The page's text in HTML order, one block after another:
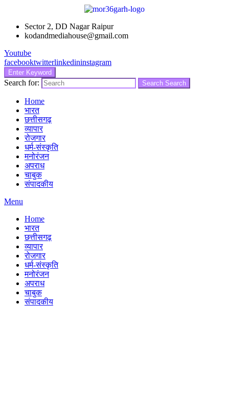
Sector 2, DD Nagar Raipur
kodandmediahouse@gmail.com
Youtube
facebooktwitterlinkedininstagram
Enter Keyword
Search for: Search Search
Home
भारत
छत्तीसगढ़
व्यापार
रोजगार
धर्म-संस्कृति
मनोरंजन
अपराध
चाबुक
संपादकीय
Menu
Home
भारत
छत्तीसगढ़
व्यापार
रोजगार
धर्म-संस्कृति
मनोरंजन
अपराध
चाबुक
संपादकीय